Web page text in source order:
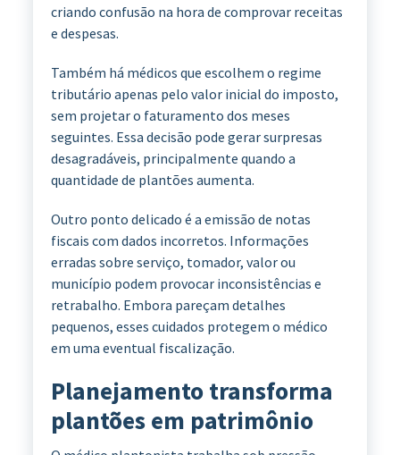
criando confusão na hora de comprovar receitas
e despesas.
Também há médicos que escolhem o regime
tributário apenas pelo valor inicial do imposto,
sem projetar o faturamento dos meses
seguintes. Essa decisão pode gerar surpresas
desagradáveis, principalmente quando a
quantidade de plantões aumenta.
Outro ponto delicado é a emissão de notas
fiscais com dados incorretos. Informações
erradas sobre serviço, tomador, valor ou
município podem provocar inconsistências e
retrabalho. Embora pareçam detalhes
pequenos, esses cuidados protegem o médico
em uma eventual fiscalização.
Planejamento transforma
plantões em patrimônio